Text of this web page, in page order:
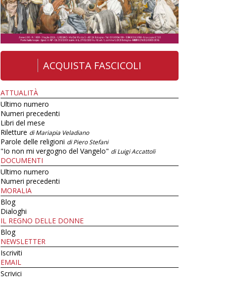
ACQUISTA FASCICOLI
ATTUALITÀ
Ultimo numero
Numeri precedenti
Libri del mese
Riletture di Mariapia Veladiano
Parole delle religioni di Piero Stefani
"Io non mi vergogno del Vangelo" di Luigi Accattoli
DOCUMENTI
Ultimo numero
Numeri precedenti
MORALIA
Blog
Dialoghi
IL REGNO DELLE DONNE
Blog
NEWSLETTER
Iscriviti
EMAIL
Scrivici